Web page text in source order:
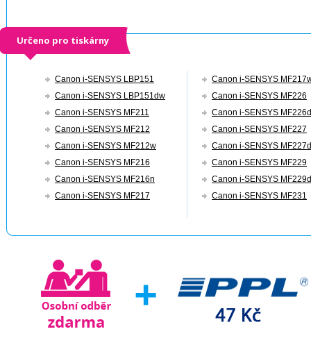
Určeno pro tiskárny
Canon i-SENSYS LBP151
Canon i-SENSYS LBP151dw
Canon i-SENSYS MF211
Canon i-SENSYS MF212
Canon i-SENSYS MF212w
Canon i-SENSYS MF216
Canon i-SENSYS MF216n
Canon i-SENSYS MF217
Canon i-SENSYS
Canon i-SENSYS MF226
Canon i-SENSYS
Canon i-SENSYS MF227
Canon i-SENSYS
Canon i-SENSYS MF229
Canon i-SENSYS
Canon i-SENSYS MF231